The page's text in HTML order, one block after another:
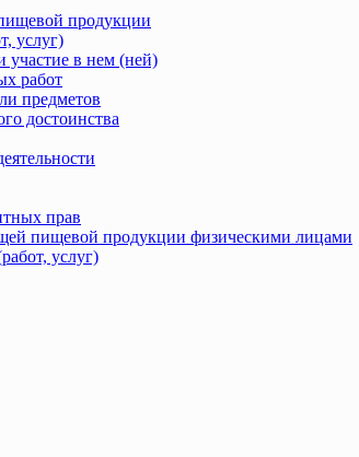
продукции
услуг)
участие в нем (ней)
работ
предметов
достоинства
прав
пищевой продукции физическими лицами
услуг)